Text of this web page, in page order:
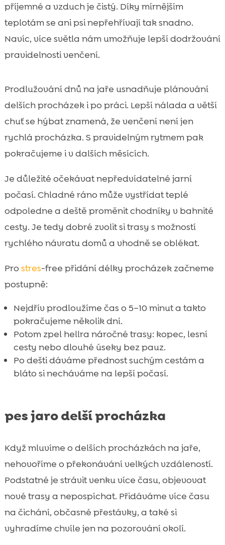
příjemné a vzduch je čistý. Díky mírnějším
teplotám se ani psi nepřehřívají tak snadno.
Navíc, více světla nám umožňuje lepší dodržování
pravidelnosti venčení.
Prodlužování dnů na jaře usnadňuje plánování
delších procházek i po práci. Lepší nálada a větší
chuť se hýbat znamená, že venčení není jen
rychlá procházka. S pravidelným rytmem pak
pokračujeme i v dalších měsících.
Je důležité očekávat nepředvídatelné jarní
počasí. Chladné ráno může vystřídat teplé
odpoledne a deště proměnit chodníky v bahnité
cesty. Je tedy dobré zvolit si trasy s možností
rychlého návratu domů a vhodně se oblékat.
Pro stres-free přidání délky procházek začneme
postupně:
Nejdřív prodloužíme čas o 5–10 minut a takto
pokračujeme několik dní.
Potom zpel hellra náročné trasy: kopec, lesní
cesty nebo dlouhé úseky bez pauz.
Po dešti dáváme přednost suchým cestám a
bláto si necháváme na lepší počasí.
pes jaro delší procházka
Když mluvíme o delších procházkách na jaře,
nehovoříme o překonávání velkých vzdáleností.
Podstatné je strávit venku více času, objevovat
nové trasy a nepospíchat. Přidáváme více času
na čichání, občasné přestávky, a také si
vyhradíme chvíle jen na pozorování okolí.